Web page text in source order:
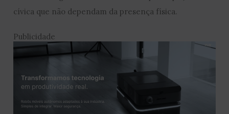
cívica que não dependam da presença física.
Publicidade